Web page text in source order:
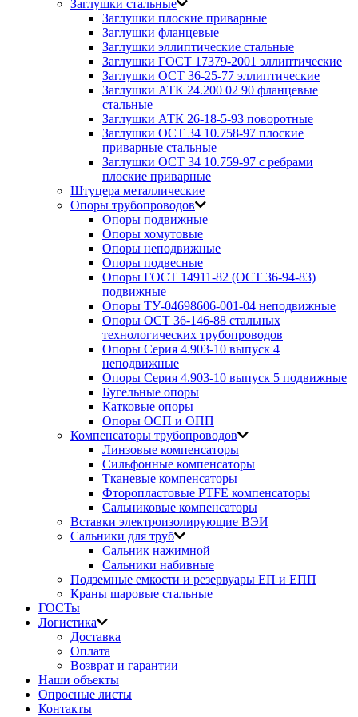
Заглушки стальные
Заглушки плоские приварные
Заглушки фланцевые
Заглушки эллиптические стальные
Заглушки ГОСТ 17379-2001 эллиптические
Заглушки ОСТ 36-25-77 эллиптические
Заглушки АТК 24.200 02 90 фланцевые
стальные
Заглушки АТК 26-18-5-93 поворотные
Заглушки ОСТ 34 10.758-97 плоские
приварные стальные
Заглушки ОСТ 34 10.759-97 с ребрами
плоские приварные
Штуцера металлические
Опоры трубопроводов
Опоры подвижные
Опоры хомутовые
Опоры неподвижные
Опоры подвесные
Опоры ГОСТ 14911-82 (ОСТ 36-94-83)
подвижные
Опоры ТУ-04698606-001-04 неподвижные
Опоры ОСТ 36-146-88 стальных
технологических трубопроводов
Опоры Серия 4.903-10 выпуск 4
неподвижные
Опоры Серия 4.903-10 выпуск 5 подвижные
Бугельные опоры
Катковые опоры
Опоры ОСП и ОПП
Компенсаторы трубопроводов
Линзовые компенсаторы
Сильфонные компенсаторы
Тканевые компенсаторы
Фторопластовые PTFE компенсаторы
Сальниковые компенсаторы
Вставки электроизолирующие ВЭИ
Сальники для труб
Сальник нажимной
Сальники набивные
Подземные емкости и резервуары ЕП и ЕПП
Краны шаровые стальные
ГОСТы
Логистика
Доставка
Оплата
Возврат и гарантии
Наши объекты
Опросные листы
Контакты